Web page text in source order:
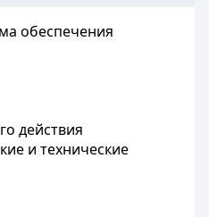
обеспечения
действия
и технические